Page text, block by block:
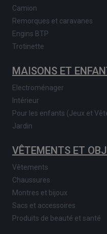
Camion
Remorques et caravanes
Engins BTP
Trotinette
MAISONS ET
Electroménager
Intérieur
Pour les enfants (Jeux et
Jardin
VÊTEMENTS ET
Vêtements
Chaussures
Montres et bijoux
Sacs et accessoires
Produits de beauté et santé